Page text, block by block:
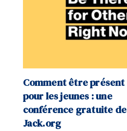
Comment être présent
pour les jeunes : une
conférence gratuite de
Jack.org